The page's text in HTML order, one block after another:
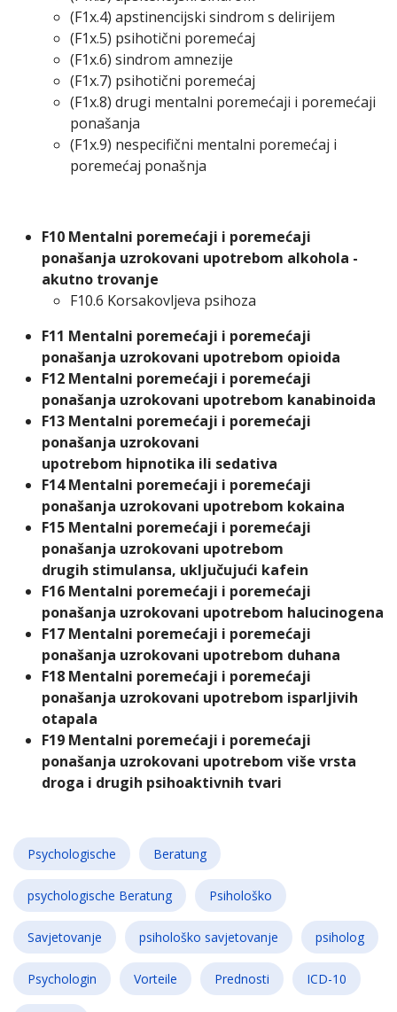
(F1x.4) apstinencijski sindrom s delirijem
(F1x.5) psihotični poremećaj
(F1x.6) sindrom amnezije
(F1x.7) psihotični poremećaj
(F1x.8) drugi mentalni poremećaji i poremećaji
ponašanja
(F1x.9) nespecifični mentalni poremećaj i
poremećaj ponašnja
F10 Mentalni poremećaji i poremećaji
ponašanja uzrokovani upotrebom alkohola -
akutno trovanje
F10.6 Korsakovljeva psihoza
F11 Mentalni poremećaji i poremećaji
ponašanja uzrokovani upotrebom opioida
F12 Mentalni poremećaji i poremećaji
ponašanja uzrokovani upotrebom kanabinoida
F13 Mentalni poremećaji i poremećaji
ponašanja uzrokovani
upotrebom hipnotika ili sedativa
F14Mentalni poremećaji i poremećaji
ponašanja uzrokovani upotrebom kokaina
F15 Mentalni poremećaji i poremećaji
ponašanja uzrokovani upotrebom
drugih stimulansa, uključujući kafein
F16 Mentalni poremećaji i poremećaji
ponašanja uzrokovani upotrebom halucinogena
F17 Mentalni poremećaji i poremećaji
ponašanja uzrokovani upotrebom duhana
F18 Mentalni poremećaji i poremećaji
ponašanja uzrokovani upotrebom isparljivih
otapala
F19 Mentalni poremećaji i poremećaji
ponašanja uzrokovani upotrebom više vrsta
droga i drugih psihoaktivnih tvari
Psychologische Beratung
psychologische Beratung Psihološko
Savjetovanje psihološko savjetovanje psiholog
Psychologin Vorteile Prednosti ICD-10